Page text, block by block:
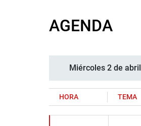
AGENDA
Miércoles 2 de abril
HORA TEMA